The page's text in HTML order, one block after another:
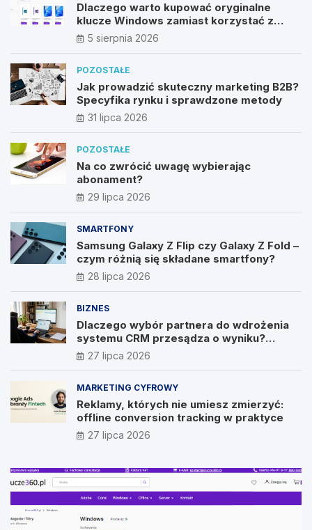
Dlaczego warto kupować oryginalne
klucze Windows zamiast korzystać z
nieautoryzowanych źródeł?
5 sierpnia 2026
POZOSTAŁE
Jak prowadzić skuteczny marketing B2B?
Specyfika rynku i sprawdzone metody
31 lipca 2026
POZOSTAŁE
Na co zwrócić uwagę wybierając
abonament?
29 lipca 2026
SMARTFONY
Samsung Galaxy Z Flip czy Galaxy Z Fold –
czym różnią się składane smartfony?
28 lipca 2026
BIZNES
Dlaczego wybór partnera do wdrożenia
systemu CRM przesądza o wyniku?
Wywiad z Pawłem Prymakowskim, CEO IT
Vision
27 lipca 2026
MARKETING CYFROWY
Reklamy, których nie umiesz zmierzyć:
offline conversion tracking w praktyce
27 lipca 2026